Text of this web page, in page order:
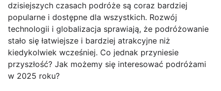
dzisiejszych czasach podróże są coraz bardziej
popularne i dostępne dla wszystkich. Rozwój
technologii i globalizacja sprawiają, że podróżowanie
stało się łatwiejsze i bardziej atrakcyjne niż
kiedykolwiek wcześniej. Co jednak przyniesie
przyszłość? Jak możemy się interesować podróżami
w 2025 roku?